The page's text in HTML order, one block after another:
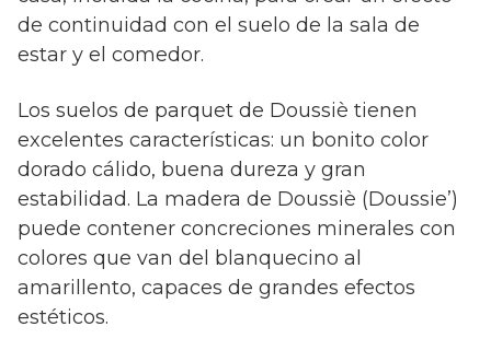
de continuidad con el suelo de la sala de
estar y el comedor.
Los suelos de parquet de Doussiè tienen
excelentes características: un bonito color
dorado cálido, buena dureza y gran
estabilidad. La madera de Doussiè (Doussie’)
puede contener concreciones minerales con
colores que van del blanquecino al
amarillento, capaces de grandes efectos
estéticos.